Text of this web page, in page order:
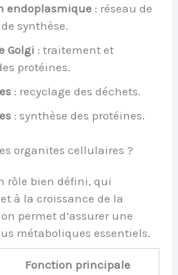
endoplasmique : réseau de
synthèse.
Golgi : traitement et
protéines.
: recyclage des déchets.
: synthèse des protéines.
organites cellulaires ?
rôle bien défini, qui
à la croissance de la
permet d’assurer une
métaboliques essentiels.
Fonction principale